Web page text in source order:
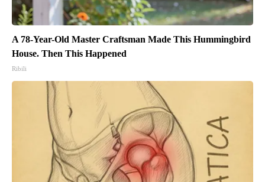
A 78-Year-Old Master Craftsman Made This Hummingbird
House. Then This Happened
Ribili